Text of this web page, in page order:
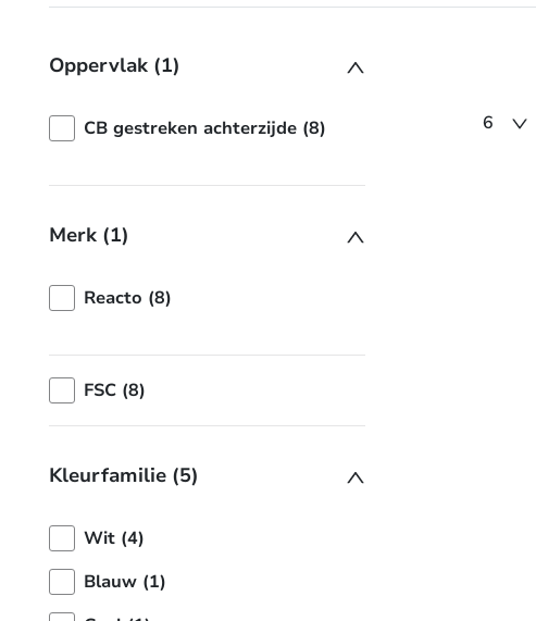
Oppervlak (1)
CB gestreken achterzijde (8)
Merk (1)
Reacto (8)
FSC (8)
Kleurfamilie (5)
Wit (4)
Blauw (1)
6